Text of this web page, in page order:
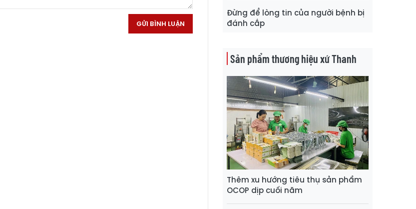
GỬI BÌNH LUẬN
Đừng để lòng tin của người bệnh bị
đánh cắp
Sản phẩm thương hiệu xứ Thanh
Thêm xu hướng tiêu thụ sản phẩm
OCOP dịp cuối năm